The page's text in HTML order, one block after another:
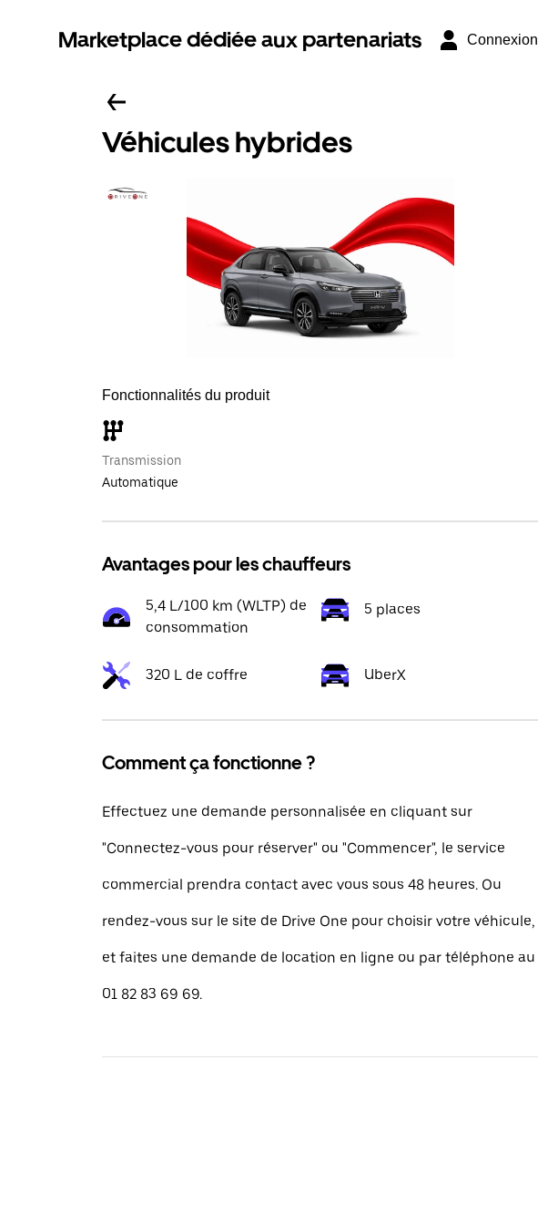
Marketplace dédiée aux partenariats Connexion
Véhicules hybrides
Fonctionnalités du produit
Transmission
Automatique
Avantages pour les chauffeurs
5,4 L/100 km (WLTP) de
consommation
5 places
320 L de coffre UberX
Comment ça fonctionne ?
Effectuez une demande personnalisée en cliquant sur
"Connectez-vous pour réserver" ou "Commencer", le service
commercial prendra contact avec vous sous 48 heures. Ou
rendez-vous sur le site de Drive One pour choisir votre véhicule,
et faites une demande de location en ligne ou par téléphone au
01 82 83 69 69.